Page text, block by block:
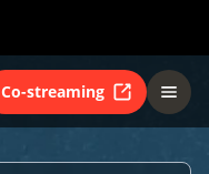
Co-streaming